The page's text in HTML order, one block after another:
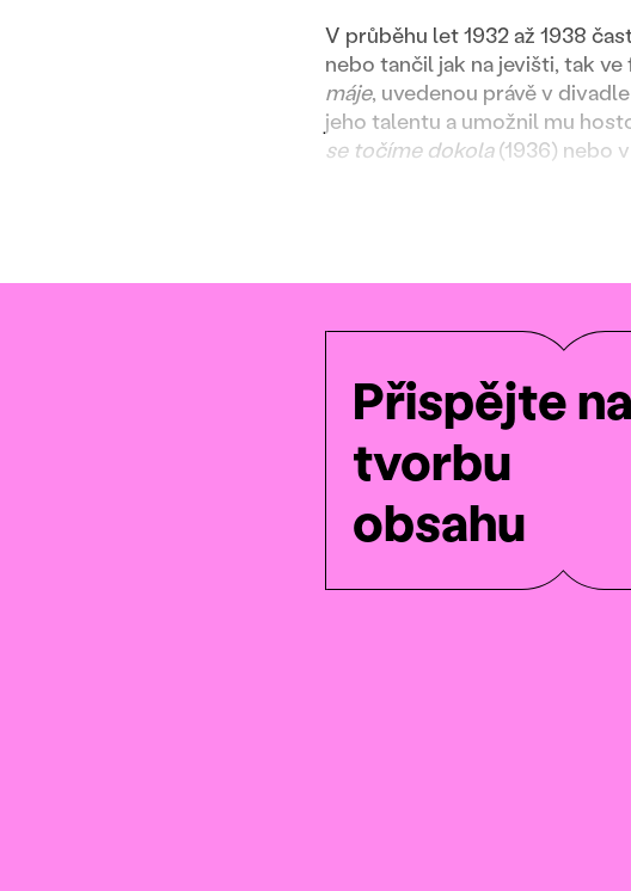
V průběhu let 1932 až 1938
nebo tančil jak na jevišti, tak
máje, uvedenou právě v
jeho talentu a umožnil mu
se točíme dokola(1936) nebo
Přispějte na
tvorbu
obsahu